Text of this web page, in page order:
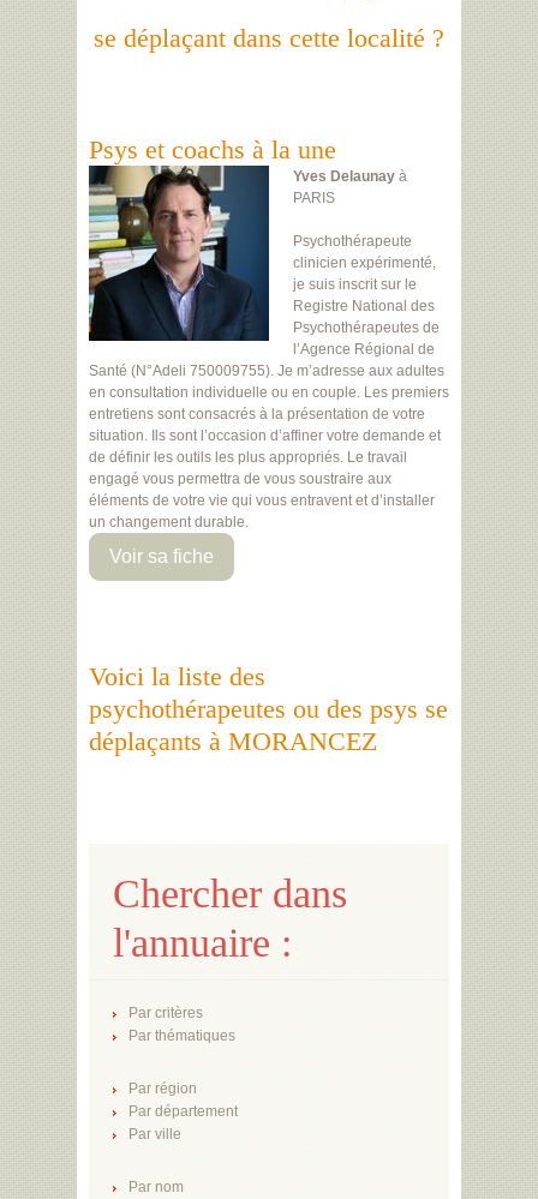
se déplaçant dans cette localité ?
Psys et coachs à la une
Yves Delaunay à
PARIS
Psychothérapeute
clinicien expérimenté,
je suis inscrit sur le
Registre National des
Psychothérapeutes de
l’Agence Régional de
Santé (N°Adeli 750009755). Je m’adresse aux adultes
en consultation individuelle ou en couple. Les premiers
entretiens sont consacrés à la présentation de votre
situation. Ils sont l’occasion d’affiner votre demande et
de définir les outils les plus appropriés. Le travail
engagé vous permettra de vous soustraire aux
éléments de votre vie qui vous entravent et d’installer
un changement durable.
Voir sa fiche
Voici la liste des
psychothérapeutes ou des psys se
déplaçants à MORANCEZ
Chercher dans
l'annuaire :
Par critères
Par thématiques
Par région
Par département
Par ville
Par nom